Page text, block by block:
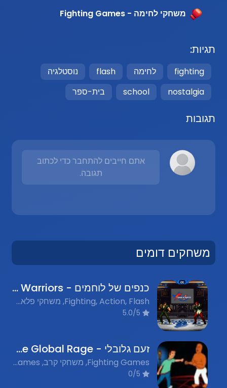
משחקי לחימה - Fighting Games
תגיות:
fighting לחימה flash
נוסטלגיה
nostalgia
school בית-ספר
תגובות
אתם חייבים להתחבר כדי לכתוב
תגובה.
משחקים דומים
כנפים של לוחמים - Wings of Warriors
Fighting, Action, Flash, משחקי פלאש נוסטלגים
זעם גלובלי - The Global Rage
Fighting Games, משחקי קרב, Multiplayer Games, משחקים מרובי משתתפים, Adventure Games, משחקי הרפתקאות, Strategy Games, משחקי אסטרטגיה, Nostalgic Flash Games, משחקי פלאש נוסטלגים